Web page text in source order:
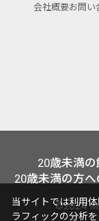
会社概要お問い
20歳未満の
20歳未満の方
©2024
当サイトでは利用
ラフィックの分析